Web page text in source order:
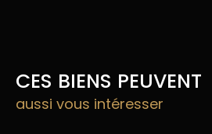
CES BIENS PEUVENT
aussi vous intéresser